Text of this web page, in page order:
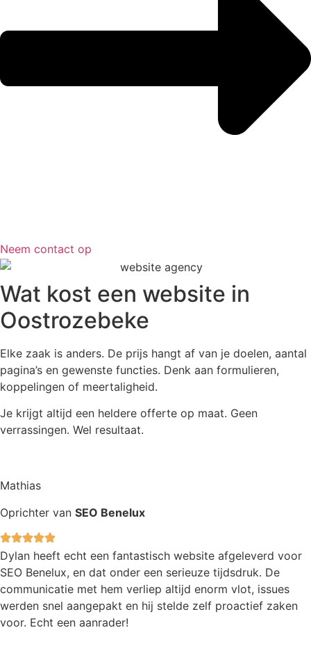
Neem contact op
Wat kost een website in
Oostrozebeke
Elke zaak is anders. De prijs hangt af van je doelen, aantal
pagina’s en gewenste functies. Denk aan formulieren,
koppelingen of meertaligheid.
Je krijgt altijd een heldere offerte op maat. Geen
verrassingen. Wel resultaat.
Mathias
Oprichter van SEO Benelux
Dylan heeft echt een fantastisch website afgeleverd voor
SEO Benelux, en dat onder een serieuze tijdsdruk. De
communicatie met hem verliep altijd enorm vlot, issues
werden snel aangepakt en hij stelde zelf proactief zaken
voor. Echt een aanrader!